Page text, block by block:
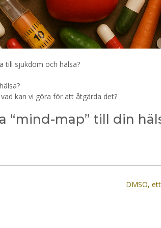
till sjukdom och hälsa?
kan vi göra för att åtgärda det?
“mind-map” till din
DMSO,